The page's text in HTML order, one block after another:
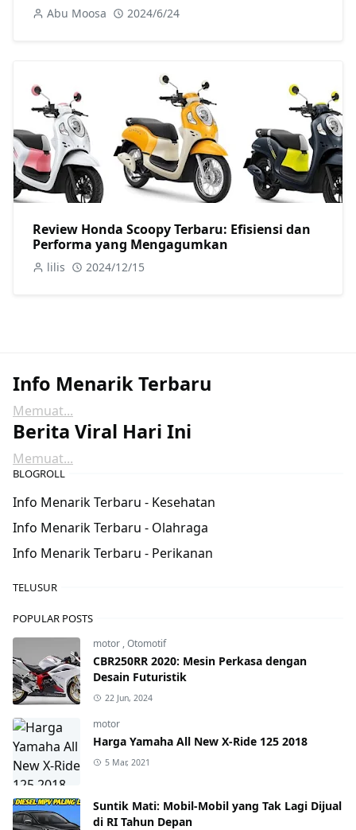
Abu Moosa 2024/6/24
Review Honda Scoopy Terbaru: Efisiensi dan
Performa yang Mengagumkan
lilis 2024/12/15
Info Menarik Terbaru
Memuat...
Berita Viral Hari Ini
Memuat...
BLOGROLL
Info Menarik Terbaru - Kesehatan
Info Menarik Terbaru - Olahraga
Info Menarik Terbaru - Perikanan
TELUSUR
POPULAR POSTS
motor ,Otomotif
CBR250RR 2020: Mesin Perkasa dengan
Desain Futuristik
22 Jun, 2024
motor
Harga Yamaha All New X-Ride 125 2018
5 Mar, 2021
Suntik Mati: Mobil-Mobil yang Tak Lagi Dijual
di RI Tahun Depan